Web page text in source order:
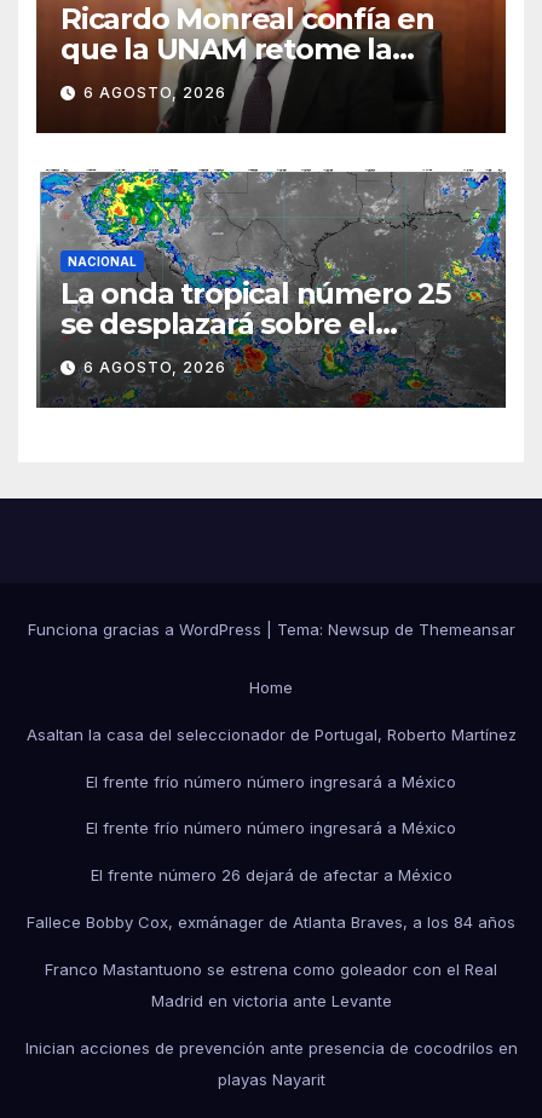
Ricardo Monreal confía en
que la UNAM retome la
normalidad e inicie el
semestre mediante el
diálogo
6 AGOSTO, 2026
NACIONAL
La onda tropical número 25
se desplazará sobre el
sureste mexicano
6 AGOSTO, 2026
Funciona gracias a WordPress Tema: Newsup de Themeansar
Home
Asaltan la casa del seleccionador de Portugal, Roberto Martínez
El frente frío número número ingresará a México
El frente frío número número ingresará a México
El frente número 26 dejará de afectar a México
Fallece Bobby Cox, exmánager de Atlanta Braves, a los 84 años
Franco Mastantuono se estrena como goleador con el Real
Madrid en victoria ante Levante
Inician acciones de prevención ante presencia de cocodrilos en
playas Nayarit